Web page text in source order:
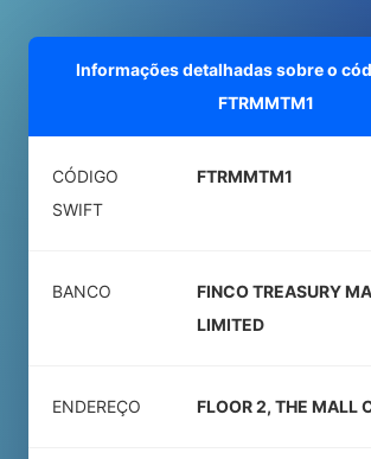
Informações detalhadas sobre o
FTRMMTM1
CÓDIGO
SWIFT
FTRMMTM1
BANCO
FINCO TREASURY
LIMITED
ENDEREÇO FLOOR 2, THE MALL